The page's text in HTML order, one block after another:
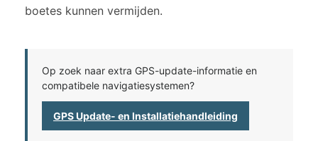
boetes kunnen vermijden.
Op zoek naar extra GPS-update-informatie en
compatibele navigatiesystemen?
GPS Update- en Installatiehandleiding